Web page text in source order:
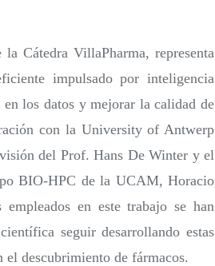
Cátedra VillaPharma, representa
impulsado por inteligencia
los datos y mejorar la calidad de
con la University of Antwerp
del Prof. Hans De Winter y el
BIO-HPC de la UCAM, Horacio
en este trabajo se han
seguir desarrollando estas
descubrimiento de fármacos.